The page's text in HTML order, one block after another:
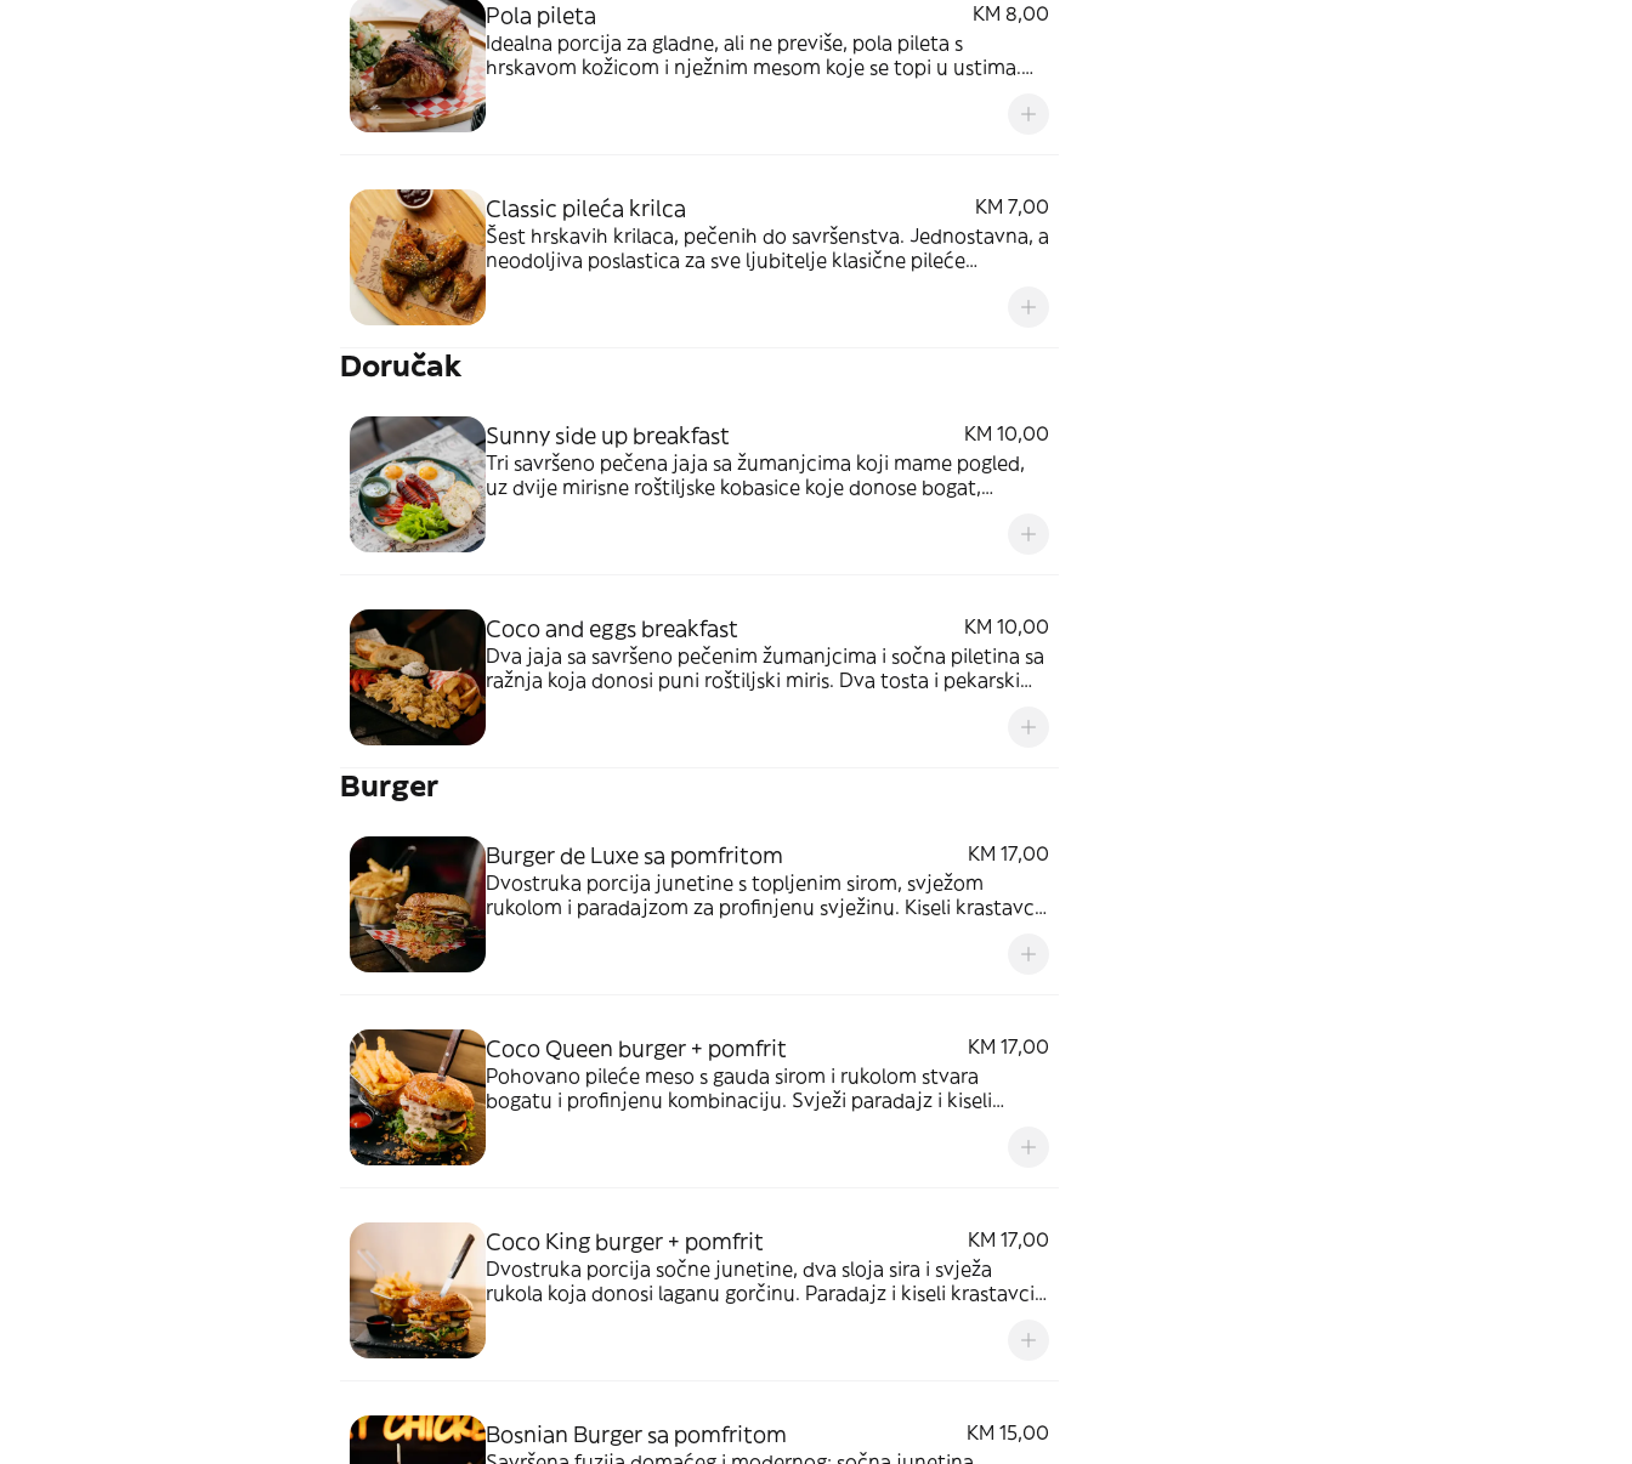
Pola pileta
KM 8,00
Idealna porcija za gladne, ali ne previše, pola pileta s
hrskavom kožicom i nježnim mesom koje se topi u ustima.
Classic pileća krilca
KM 7,00
Šest hrskavih krilaca, pečenih do savršenstva. Jednostavna, a
neodoljiva poslastica za sve ljubitelje klasične pileće
Doručak
Sunny side up breakfast
KM 10,00
Tri savršeno pečena jaja sa žumanjcima koji mame pogled,
uz dvije mirisne roštiljske kobasice koje donose bogat,
Coco and eggs breakfast
KM 10,00
Dva jaja sa savršeno pečenim žumanjcima i sočna piletina sa
ražnja koja donosi puni roštiljski miris. Dva tosta i pekarski
Burger
Burger de Luxe sa pomfritom
KM 17,00
Dvostruka porcija junetine s topljenim sirom, svježom
rukolom i paradajzom za profinjenu svježinu. Kiseli krastavci i
Coco Queen burger + pomfrit
KM 17,00
Pohovano pileće meso s gauda sirom i rukolom stvara
bogatu i profinjenu kombinaciju. Svježi paradajz i kiseli
Coco King burger + pomfrit
KM 17,00
Dvostruka porcija sočne junetine, dva sloja sira i svježa
rukola koja donosi laganu gorčinu. Paradajz i kiseli krastavci
Bosnian Burger sa pomfritom
KM 15,00